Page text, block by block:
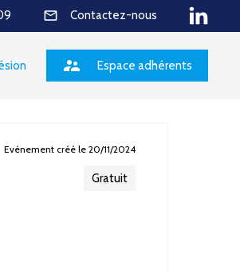
mail_outline Contactez-nous
supervisor_account Espace adhérents
Evénement créé le 20/11/2024
Gratuit